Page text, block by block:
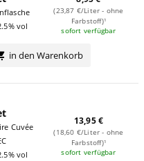
vol
(23,87 €/Liter - ohne
Farbstoff)¹
sofort verfügbar
in den Warenkorb
Cuvée
vol
13,95 €
(18,60 €/Liter - ohne
Farbstoff)¹
sofort verfügbar